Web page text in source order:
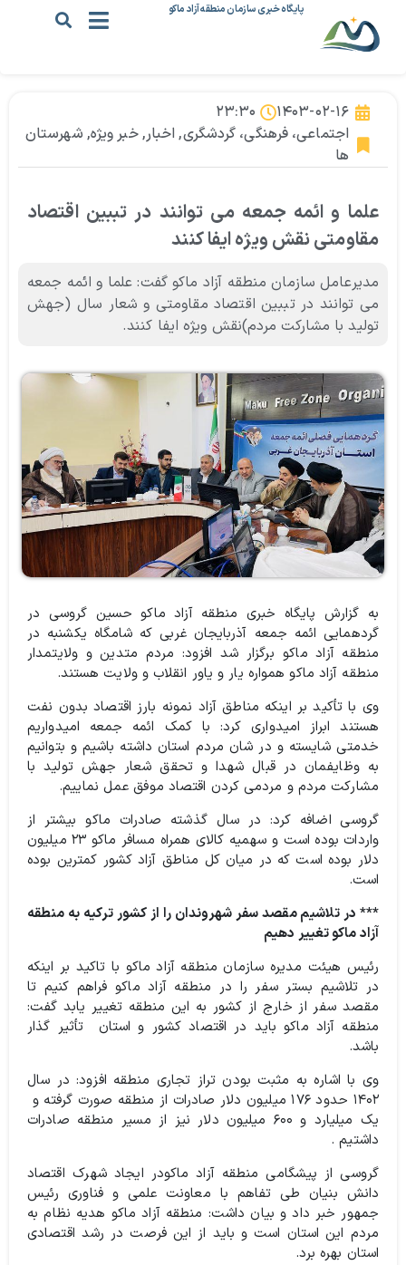
پایگاه خبری سازمان منطقه آزاد ماکو
۱۴۰۳-۰۲-۱۶
۲۳:۳۰
اجتماعی، فرهنگی، گردشگری, اخبار,خبر ویژه, شهرستان
ها
علما و ائمه جمعه می توانند در تببین اقتصاد
مقاومتی نقش ویژه ایفا کنند
مدیرعامل سازمان منطقه آزاد ماکو گفت: علما و ائمه جمعه
می توانند در تببین اقتصاد مقاومتی و شعار سال (جهش
تولید با مشارکت مردم)‌نقش ویژه ایفا کنند.
به گزارش پایگاه خبری منطقه آزاد ماکو حسین گروسی در
گردهمایی ائمه جمعه آذربایجان غربی که شامگاه یکشنبه در
منطقه آزاد ماکو برگزار شد افزود:‌ مردم متدین و ولایتمدار
منطقه آزاد ماکو همواره یار و یاور انقلاب و ولایت هستند.
وی با تأکید بر اینکه مناطق آزاد نمونه بارز اقتصاد بدون نفت
هستند ابراز امیدواری کرد:‌ با کمک ائمه جمعه امیدواریم
خدمتی شایسته و در شان مردم استان داشته باشیم و بتوانیم
به وظایفمان در قبال شهدا و تحقق شعار جهش تولید با
مشارکت مردم و مردمی کردن اقتصاد موفق عمل نماییم.
گروسی اضافه کرد: در سال گذشته صادرات ماکو بیشتر از
واردات بوده است و سهمیه کالای همراه مسافر ماکو ۲۳ میلیون
دلار بوده است که در میان کل مناطق آزاد کشور کمترین بوده
است.
*** در تلاشیم مقصد سفر شهروندان را از کشور ترکیه به منطقه
آزاد ماکو تغییر دهیم
رئیس هیئت مدیره سازمان منطقه آزاد ماکو با تاکید بر اینکه
در تلاشیم بستر سفر را در منطقه آزاد ماکو فراهم کنیم تا
مقصد سفر از خارج از کشور به این منطقه تغییر یابد گفت:
منطقه آزاد ماکو باید در اقتصاد کشور و استان تأثیر گذار
باشد.
وی با اشاره به مثبت بودن تراز تجاری منطقه افزود: در سال
۱۴۰۲ حدود ۱۷۶ میلیون دلار صادرات از منطقه صورت گرفته و
یک میلیارد و ۶۰۰ میلیون دلار نیز از مسیر منطقه صادرات
داشتیم .
گروسی از پیشگامی منطقه آزاد ماکودر ایجاد شهرک اقتصاد
دانش بنیان طی تفاهم با معاونت علمی و فناوری رئیس
جمهور خبر داد و بیان داشت: منطقه آزاد ماکو هدیه نظام به
مردم این استان است و باید از این فرصت در رشد اقتصادی
استان بهره برد.